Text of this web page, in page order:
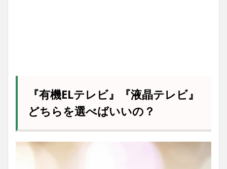
『有機ELテレビ』『液晶テレビ』
どちらを選べばいいの？